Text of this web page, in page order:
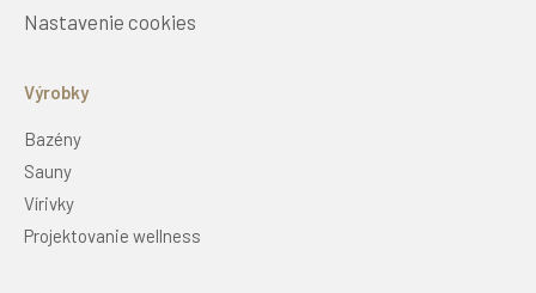
Nastavenie cookies
Výrobky
Bazény
Sauny
Vírivky
Projektovanie wellness